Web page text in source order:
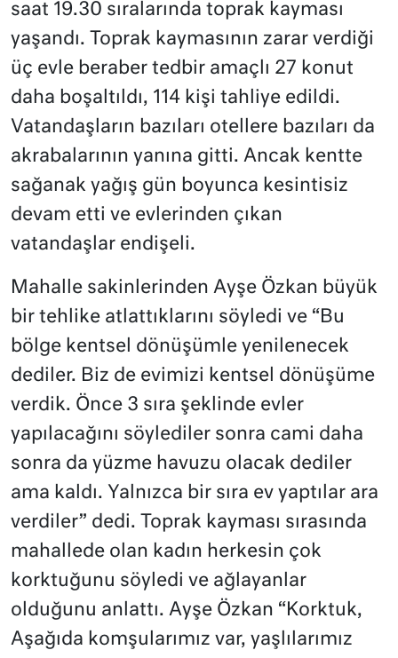
saat 19.30 sıralarında toprak kayması
yaşandı. Toprak kaymasının zarar verdiği
üç evle beraber tedbir amaçlı 27 konut
daha boşaltıldı, 114 kişi tahliye edildi.
Vatandaşların bazıları otellere bazıları da
akrabalarının yanına gitti. Ancak kentte
sağanak yağış gün boyunca kesintisiz
devam etti ve evlerinden çıkan
vatandaşlar endişeli.
Mahalle sakinlerinden Ayşe Özkan büyük
bir tehlike atlattıklarını söyledi ve “Bu
bölge kentsel dönüşümle yenilenecek
dediler. Biz de evimizi kentsel dönüşüme
verdik. Önce 3 sıra şeklinde evler
yapılacağını söylediler sonra cami daha
sonra da yüzme havuzu olacak dediler
ama kaldı. Yalnızca bir sıra ev yaptılar ara
verdiler” dedi. Toprak kayması sırasında
mahallede olan kadın herkesin çok
korktuğunu söyledi ve ağlayanlar
olduğunu anlattı. Ayşe Özkan “Korktuk,
Aşağıda komşularımız var, yaşlılarımız